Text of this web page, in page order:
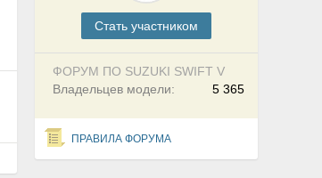
Cтать участником
ФОРУМ ПО SUZUKI SWIFT V
5 365
Владельцев модели:
ПРАВИЛА ФОРУМА